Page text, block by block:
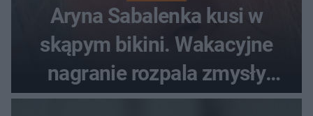
Aryna Sabalenka kusi w
skąpym bikini. Wakacyjne
nagranie rozpala zmysły
fanów